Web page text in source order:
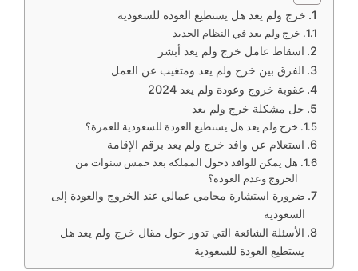
خرج ولم يعد هل يستطيع العودة للسعودية
خرج ولم يعد في النظام الجديد
اسقاط عامل خرج ولم يعد أبشر
الفرق بين خرج ولم يعد ومتغيب عن العمل
عقوبة خروج وعودة ولم يعد 2024
حل مشكلة خرج ولم يعد
خرج ولم يعد هل يستطيع العودة للسعودية للعمرة؟
استعلام عن وافد خرج ولم يعد برقم الإقامة
هل يمكن للوافد دخول المملكة بعد خمس سنوات من
الخروج وعدم العودة؟
ضرورة استشارة محامي عمالي عند الخروج والعودة إلى
السعودية
الأسئلة الشائعة التي تدور حول مقال خرج ولم يعد هل
يستطيع العودة للسعودية